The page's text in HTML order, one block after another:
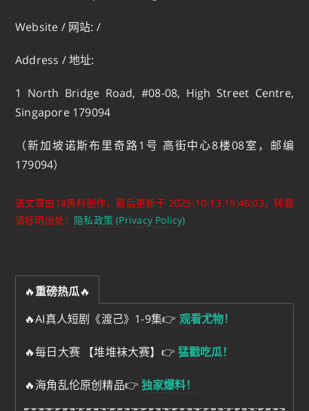
Website / 网站: /
Address / 地址:
1 North Bridge Road, #08-08, High Street Centre,
Singapore 179094
（新加坡诺斯布里奇路1号 高街中心8楼08室，邮编
179094）
该文章由18黑料创作，最后更新于 2025-10-13 19:46:03，转载
请标明出处： 隐私政策 (Privacy Policy)
🔥重磅热瓜🔥
🔥AI真人短剧《渡己》1-9集👉 观看尤物！
🔥每日大赛 【堆堆袜大赛】👉猛戳吃瓜！
🔥海角乱伦原创精品👉独家爆料！